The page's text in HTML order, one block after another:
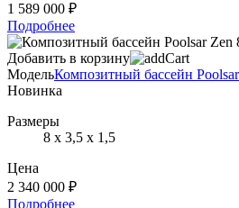
1 589 000 ₽
Подробнее
Добавить в корзину
МодельКомпозитный бассейн
Новинка
Размеры
8 х 3,5 х 1,5
Цена
2 340 000 ₽
Подробнее